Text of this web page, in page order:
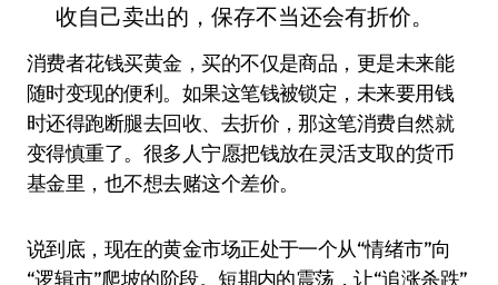
收自己卖出的，保存不当还会有折价。
消费者花钱买黄金，买的不仅是商品，更是未来能
随时变现的便利。如果这笔钱被锁定，未来要用钱
时还得跑断腿去回收、去折价，那这笔消费自然就
变得慎重了。很多人宁愿把钱放在灵活支取的货币
基金里，也不想去赌这个差价。
说到底，现在的黄金市场正处于一个从“情绪市”向
“逻辑市”爬坡的阶段。短期内的震荡，让“追涨杀跌”